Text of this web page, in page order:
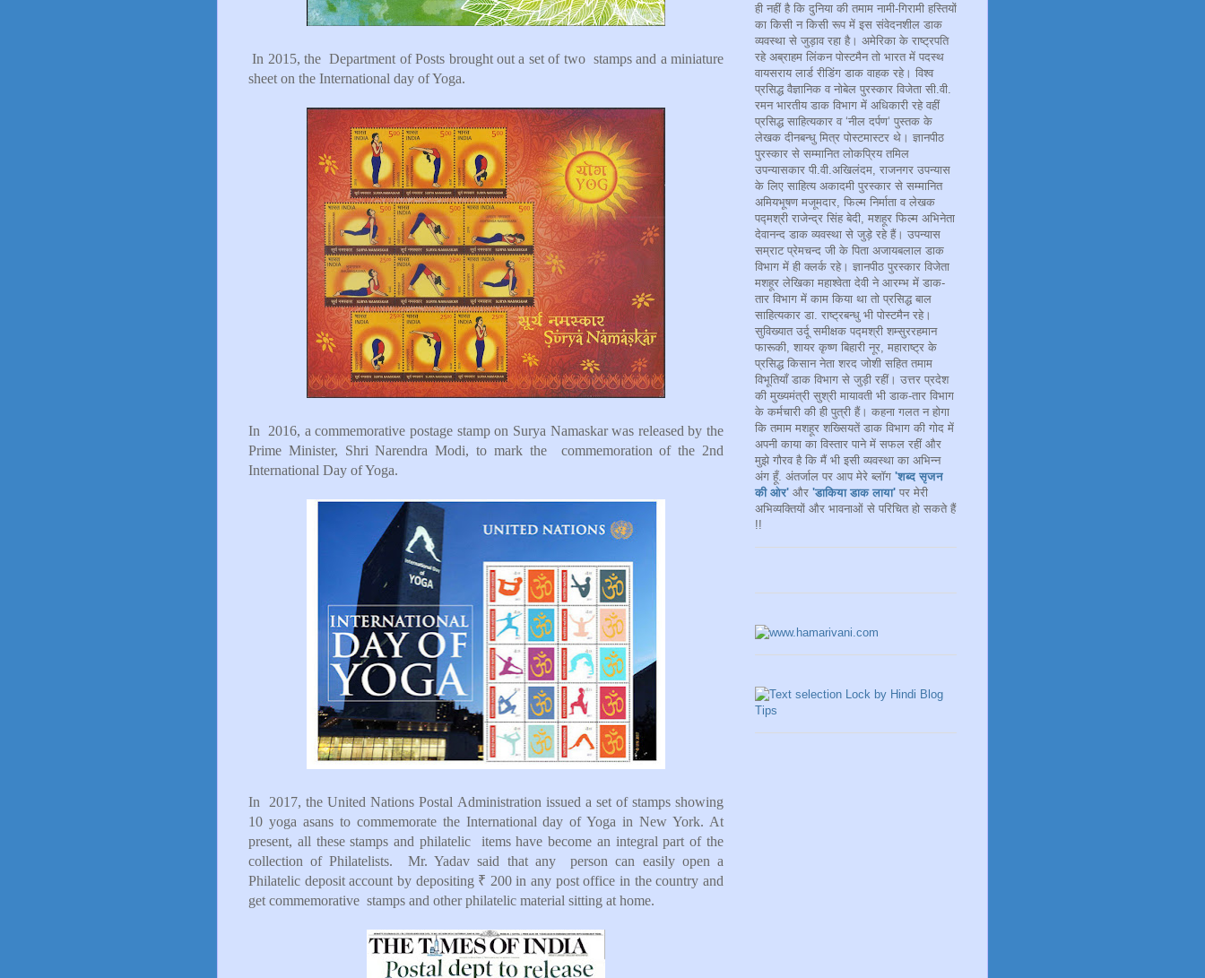
In 2015, the Department of Posts brought out a set of two stamps and a miniature
sheet on the International day of Yoga.
In 2016, a commemorative postage stamp on Surya Namaskar was released by the
Prime Minister, Shri Narendra Modi, to mark the commemoration of the 2nd
International Day of Yoga.
In 2017, the United Nations Postal Administration issued a set of stamps showing
10 yoga asans to commemorate the International day of Yoga in New York. At
present, all these stamps and philatelic items have become an integral part of the
collection of Philatelists. Mr. Yadav said that any person can easily open a
Philatelic deposit account by depositing ₹ 200 in any post office in the country and
get commemorative stamps and other philatelic material sitting at home.
ही नहीं है कि दुनिया की तमाम नामी-गिरामी हस्तियों
का किसी न किसी रूप में इस संवेदनशील डाक
व्यवस्था से जुड़ाव रहा है। अमेरिका के राष्ट्रपति
रहे अब्राहम लिंकन पोस्टमैन तो भारत में पदस्थ
वायसराय लार्ड रीडिंग डाक वाहक रहे। विश्व
प्रसिद्ध वैज्ञानिक व नोबेल पुरस्कार विजेता सी.वी.
रमन भारतीय डाक विभाग में अधिकारी रहे वहीं
प्रसिद्ध साहित्यकार व ‘नील दर्पण‘ पुस्तक के
लेखक दीनबन्धु मित्र पोस्टमास्टर थे। ज्ञानपीठ
पुरस्कार से सम्मानित लोकप्रिय तमिल
उपन्यासकार पी.वी.अखिलंदम, राजनगर उपन्यास
के लिए साहित्य अकादमी पुरस्कार से सम्मानित
अमियभूषण मजूमदार, फिल्म निर्माता व लेखक
पद्मश्री राजेन्द्र सिंह बेदी, मशहूर फिल्म अभिनेता
देवानन्द डाक व्यवस्था से जुड़े रहे हैं। उपन्यास
सम्राट प्रेमचन्द जी के पिता अजायबलाल डाक
विभाग में ही क्लर्क रहे। ज्ञानपीठ पुरस्कार विजेता
मशहूर लेखिका महाश्वेता देवी ने आरम्भ में डाक-
तार विभाग में काम किया था तो प्रसिद्ध बाल
साहित्यकार डा. राष्ट्रबन्धु भी पोस्टमैन रहे।
सुविख्यात उर्दू समीक्षक पद्मश्री शम्सुररहमान
फारूकी, शायर कृष्ण बिहारी नूर, महाराष्ट्र के
प्रसिद्ध किसान नेता शरद जोशी सहित तमाम
विभूतियाँ डाक विभाग से जुड़ी रहीं। उत्तर प्रदेश
की मुख्यमंत्री सुश्री मायावती भी डाक-तार विभाग
के कर्मचारी की ही पुत्री हैं। कहना गलत न होगा
कि तमाम मशहूर शख्सियतें डाक विभाग की गोद में
अपनी काया का विस्तार पाने में सफल रहीं और
मुझे गौरव है कि मैं भी इसी व्यवस्था का अभिन्न
अंग हूँ. अंतर्जाल पर आप मेरे ब्लॉग 'शब्द सृजन
की ओर' और 'डाकिया डाक लाया' पर मेरी
अभिव्यक्तियों और भावनाओं से परिचित हो सकते हैं
!!